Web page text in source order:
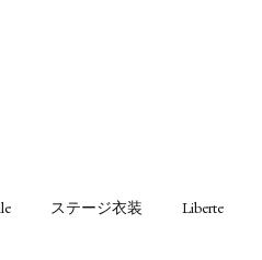
ステージ衣装 Liberte